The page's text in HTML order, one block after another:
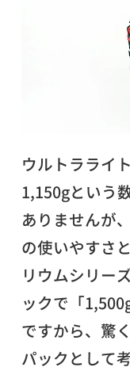
ウルトラライ
1,150gという
ありませんが
の使いやすさ
リウムシリー
ックで「
ですから、驚
パックとして